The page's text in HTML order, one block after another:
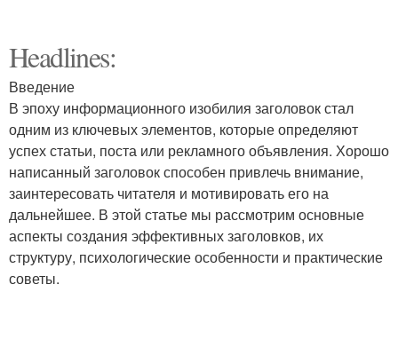
Headlines:
Введение
В эпоху информационного изобилия заголовок стал
одним из ключевых элементов, которые определяют
успех статьи, поста или рекламного объявления. Хорошо
написанный заголовок способен привлечь внимание,
заинтересовать читателя и мотивировать его на
дальнейшее. В этой статье мы рассмотрим основные
аспекты создания эффективных заголовков, их
структуру, психологические особенности и практические
советы.